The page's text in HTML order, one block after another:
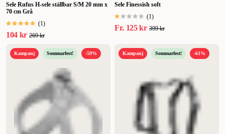
Sele Rufus H-sele ställbar S/M 20 mm x
70 cm Grå
(1)
104 kr 269 kr
Sele Finessish soft
(1)
Fr. 125 kr 399 kr
Kampanj Sommarfest! -59% Kampanj Sommarfest! -61%